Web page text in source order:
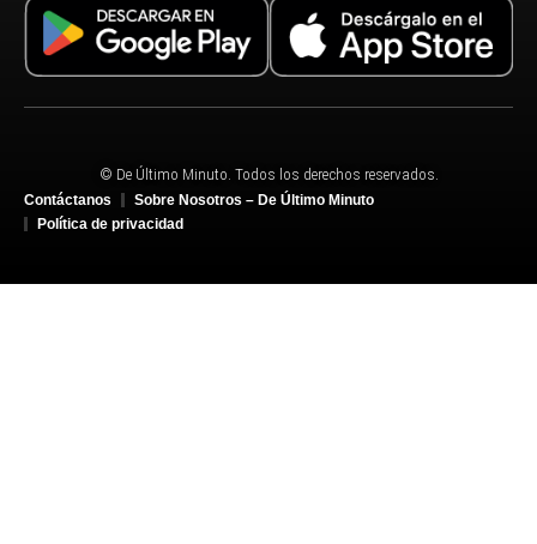
© De Último Minuto. Todos los derechos reservados.
Contáctanos
Sobre Nosotros – De Último Minuto
Política de privacidad